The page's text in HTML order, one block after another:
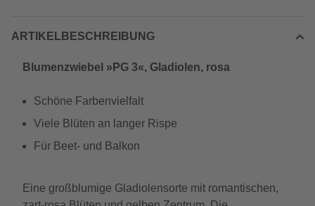
ARTIKELBESCHREIBUNG
Blumenzwiebel »PG 3«, Gladiolen, rosa
Schöne Farbenvielfalt
Viele Blüten an langer Rispe
Für Beet- und Balkon
Eine großblumige Gladiolensorte mit romantischen,